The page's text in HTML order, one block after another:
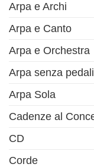
Arpa e Archi
Arpa e Canto
Arpa e Orchestra
Arpa senza
Arpa Sola
Cadenze al
CD
Corde